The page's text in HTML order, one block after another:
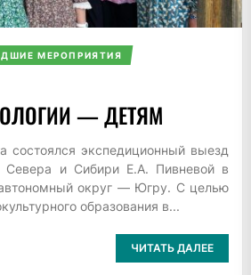
МЕРОПРИЯТИЯ
— ДЕТЯМ
состоялся экспедиционный выезд
Севера и Сибири Е.А. Пивневой в
округ — Югру. С целью
образования в...
ЧИТАТЬ ДАЛЕЕ